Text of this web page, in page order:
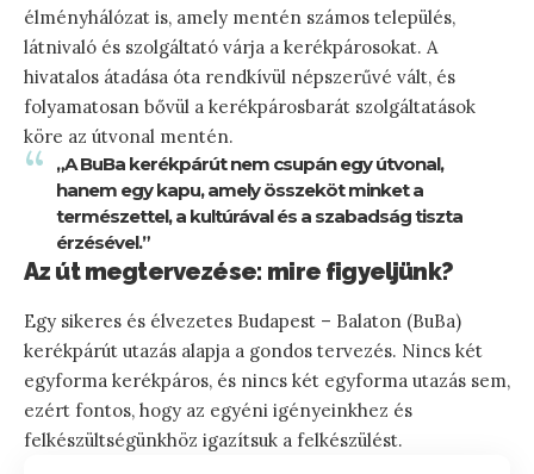
élményhálózat is, amely mentén számos település,
látnivaló és szolgáltató várja a kerékpárosokat. A
hivatalos átadása óta rendkívül népszerűvé vált, és
folyamatosan bővül a kerékpárosbarát szolgáltatások
köre az útvonal mentén.
„A BuBa kerékpárút nem csupán egy útvonal,
hanem egy kapu, amely összeköt minket a
természettel, a kultúrával és a szabadság tiszta
érzésével.”
Az út megtervezése: mire figyeljünk?
Egy sikeres és élvezetes Budapest – Balaton (BuBa)
kerékpárút utazás alapja a gondos tervezés. Nincs két
egyforma kerékpáros, és nincs két egyforma utazás sem,
ezért fontos, hogy az egyéni igényeinkhez és
felkészültségünkhöz igazítsuk a felkészülést.